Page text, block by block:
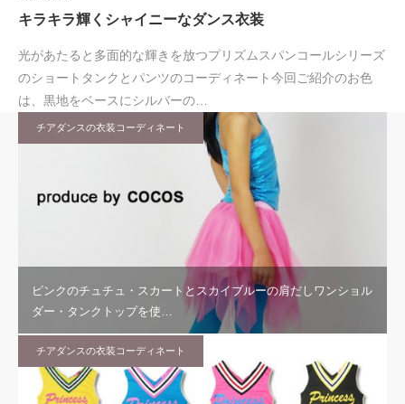
キラキラ輝くシャイニーなダンス衣装
光があたると多面的な輝きを放つプリズムスパンコールシリーズ
のショートタンクとパンツのコーディネート今回ご紹介のお色
は、黒地をベースにシルバーの…
チアダンスの衣装コーディネート
ピンクのチュチュ・スカートとスカイブルーの肩だしワンショル
ダー・タンクトップを使…
チアダンスの衣装コーディネート